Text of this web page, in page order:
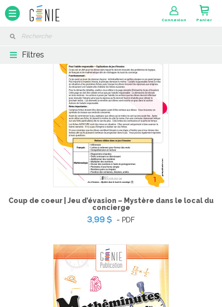
Connexion Panier
Filtres
Coup de coeur | Jeu d’évasion – Mystère dans le local du
concierge
3,99 $
- PDF
Panneau de gestion des cookies